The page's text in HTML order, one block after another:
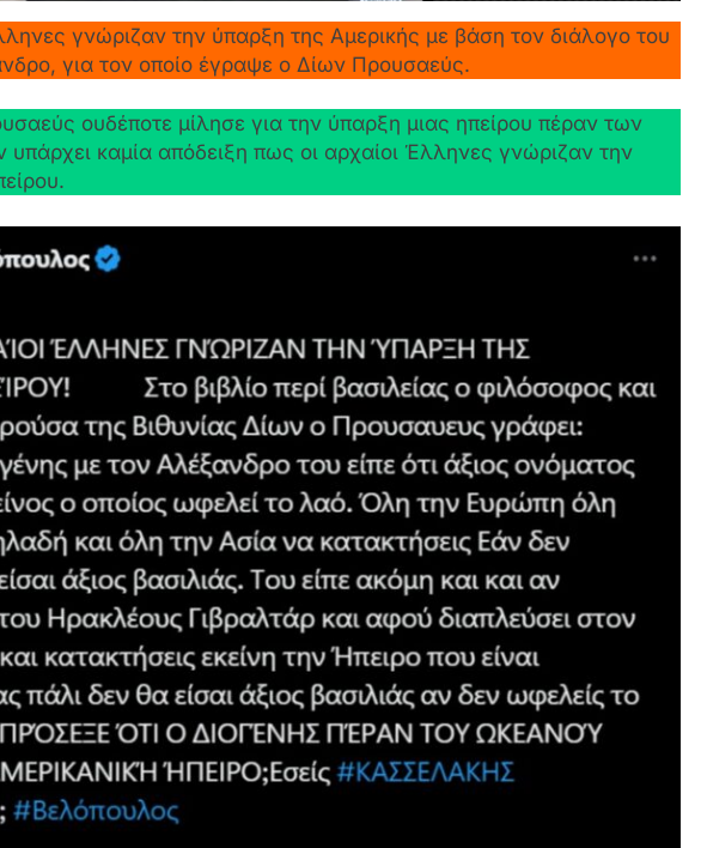
γνώριζαν την ύπαρξη της Αμερικής με βάση τον διάλογο του
για τον οποίο έγραψε ο Δίων Προυσαεύς.
ουδέποτε μίλησε για την ύπαρξη μιας ηπείρου πέραν των
καμία απόδειξη πως οι αρχαίοι Έλληνες γνώριζαν την